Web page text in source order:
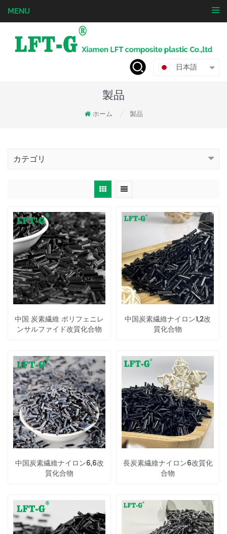
MENU
日本語
製品
ホーム 製品
カテゴリ
中国 炭素繊維 ポリフェニレ
ンサルファイド改質化合物
中国炭素繊維ナイロン1,2改
質化合物
中国炭素繊維ナイロン6,6改
質化合物
長炭素繊維ナイロン6改質化
合物